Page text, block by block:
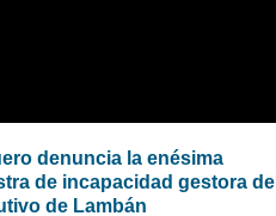
denuncia la enésima
de incapacidad gestora del
de Lambán